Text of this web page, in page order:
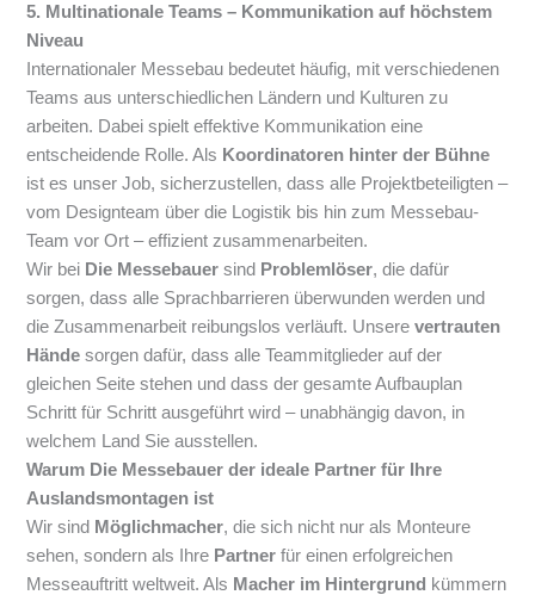
5. Multinationale Teams – Kommunikation auf höchstem
Niveau
Internationaler Messebau bedeutet häufig, mit verschiedenen
Teams aus unterschiedlichen Ländern und Kulturen zu
arbeiten. Dabei spielt effektive Kommunikation eine
entscheidende Rolle. Als Koordinatoren hinter der Bühne
ist es unser Job, sicherzustellen, dass alle Projektbeteiligten –
vom Designteam über die Logistik bis hin zum Messebau-
Team vor Ort – effizient zusammenarbeiten.
Wir bei Die Messebauer sind Problemlöser, die dafür
sorgen, dass alle Sprachbarrieren überwunden werden und
die Zusammenarbeit reibungslos verläuft. Unserevertrauten
Hände sorgen dafür, dass alle Teammitglieder auf der
gleichen Seite stehen und dass der gesamte Aufbauplan
Schritt für Schritt ausgeführt wird – unabhängig davon, in
welchem Land Sie ausstellen.
Warum Die Messebauer der ideale Partner für Ihre
Auslandsmontagen ist
Wir sind Möglichmacher, die sich nicht nur als Monteure
sehen, sondern als Ihre Partner für einen erfolgreichen
Messeauftritt weltweit. Als Macher im Hintergrund kümmern